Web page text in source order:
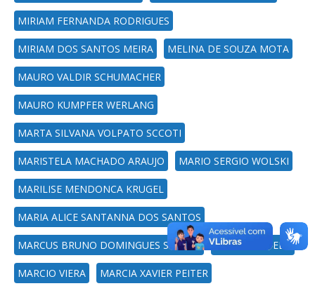
MIRIAM FERNANDA RODRIGUES
MIRIAM DOS SANTOS MEIRA MELINA DE SOUZA MOTA
MAURO VALDIR SCHUMACHER
MAURO KUMPFER WERLANG
MARTA SILVANA VOLPATO SCCOTI
MARISTELA MACHADO ARAUJO MARIO SERGIO WOLSKI
MARILISE MENDONCA KRUGEL
MARIA ALICE SANTANNA DOS SANTOS
MARCUS BRUNO DOMINGUES SOARES MARCOS TOEBE
MARCIO VIERA MARCIA XAVIER PEITER